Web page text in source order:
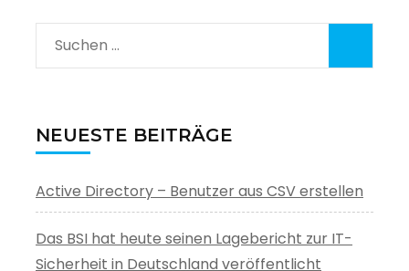
Suchen
nach:
NEUESTE BEITRÄGE
Active Directory – Benutzer aus CSV erstellen
Das BSI hat heute seinen Lagebericht zur IT-
Sicherheit in Deutschland veröffentlicht